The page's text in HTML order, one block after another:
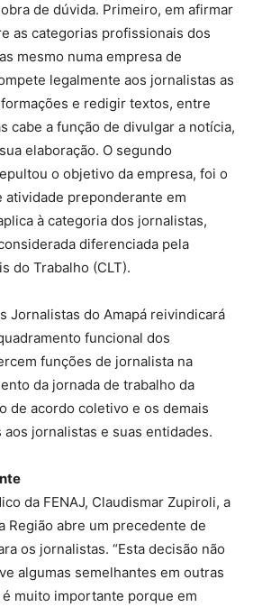
de dúvida. Primeiro, em afirmar
as categorias profissionais dos
mesmo numa empresa de
legalmente aos jornalistas as
e redigir textos, entre
cabe a função de divulgar a notícia,
elaboração. O segundo
o objetivo da empresa, foi o
preponderante em
à categoria dos jornalistas,
diferenciada pela
do Trabalho (CLT).
Jornalistas do Amapá reivindicará
funcional dos
funções de jornalista na
da jornada de trabalho da
de acordo coletivo e os demais
jornalistas e suas entidades.
da FENAJ, Claudismar Zupiroli, a
Região abre um precedente de
os jornalistas. “Esta decisão não
algumas semelhantes em outras
muito importante porque em